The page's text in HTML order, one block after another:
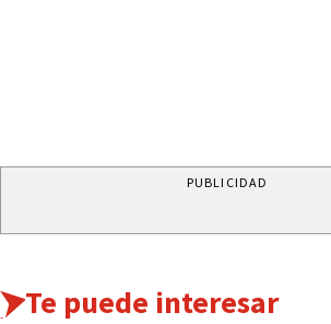
PUBLICIDAD
Te puede interesar